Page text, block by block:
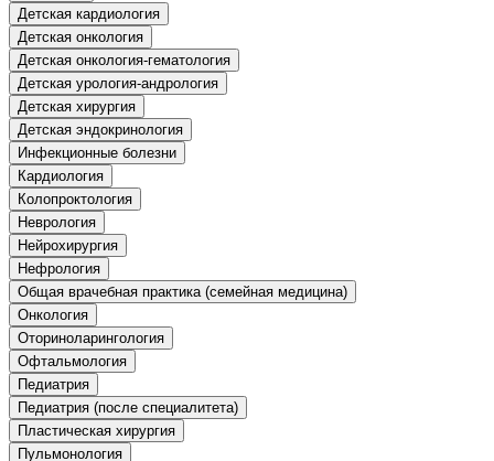
Экологическая безопасность в
промышленности
Управление охраной труда.
Техносферная безопасность
Допуски
Безопасность труда
Экономика и управление
Управление производством
общественного питания в
организации
Управление административно-
Детская кардиология
Детская онкология
Детская онкология-гематология
Детская урология-андрология
Детская хирургия
Детская эндокринология
Инфекционные болезни
Кардиология
Колопроктология
Неврология
Нейрохирургия
Нефрология
Общая врачебная практика (семейная медицина)
Онкология
Оториноларингология
Офтальмология
Педиатрия
Педиатрия (после специалитета)
Пластическая хирургия
Пульмонология